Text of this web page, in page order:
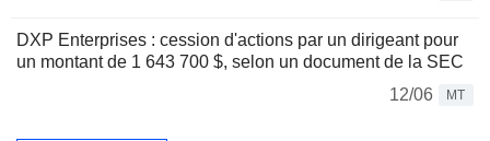
DXP Enterprises : cession d'actions par un dirigeant pour
un montant de 1 643 700 $, selon un document de la SEC
12/06
MT